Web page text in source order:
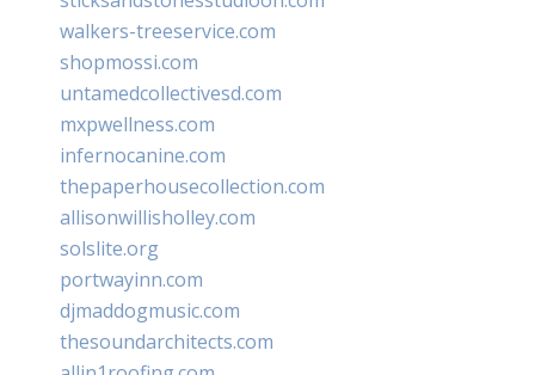
walkers-treeservice.com
shopmossi.com
untamedcollectivesd.com
mxpwellness.com
infernocanine.com
thepaperhousecollection.com
allisonwillisholley.com
solslite.org
portwayinn.com
djmaddogmusic.com
thesoundarchitects.com